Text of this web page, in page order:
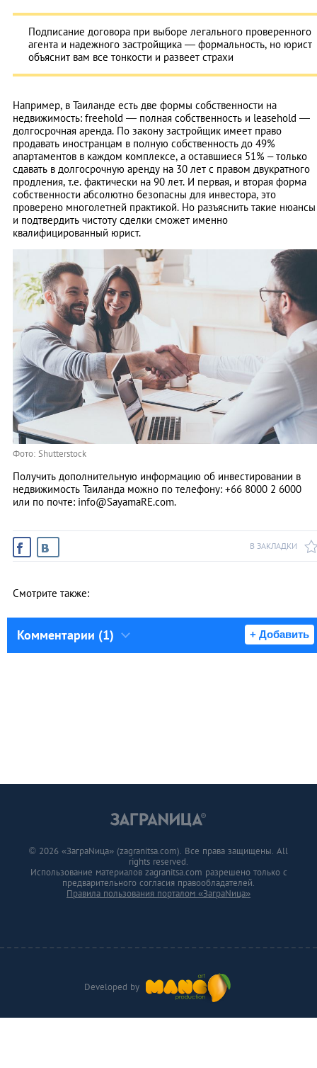
Подписание договора при выборе легального проверенного
агента и надежного застройщика — формальность, но юрист
объяснит вам все тонкости и развеет страхи
Например, в Таиланде есть две формы собственности на
недвижимость: freehold — полная собственность и leasehold —
долгосрочная аренда. По закону застройщик имеет право
продавать иностранцам в полную собственность до 49%
апартаментов в каждом комплексе, а оставшиеся 51% – только
сдавать в долгосрочную аренду на 30 лет с правом двукратного
продления, т.е. фактически на 90 лет. И первая, и вторая форма
собственности абсолютно безопасны для инвестора, это
проверено многолетней практикой. Но разъяснить такие нюансы
и подтвердить чистоту сделки сможет именно
квалифицированный юрист.
Фото: Shutterstock
Получить дополнительную информацию об инвестировании в
недвижимость Таиланда можно по телефону: +66 8000 2 6000
или по почте: info@SayamaRE.com.
В ЗАКЛАДКИ
Смотрите также:
Комментарии (1) + Добавить
Developed by
© 2026 «ЗаграNица» (zagranitsa.com). Все права защищены. All
rights reserved.
Использование материалов zagranitsa.com разрешено только с
предварительного согласия правообладателей.
Правила пользования порталом «ЗаграNица»